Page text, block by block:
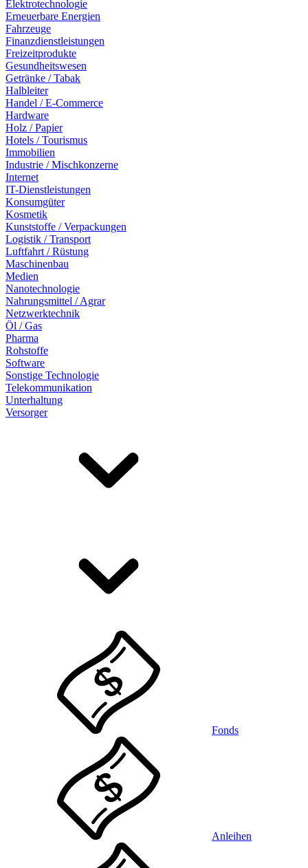
Elektrotechnologie
Erneuerbare Energien
Fahrzeuge
Finanzdienstleistungen
Freizeitprodukte
Gesundheitswesen
Getränke / Tabak
Halbleiter
Handel / E-Commerce
Hardware
Holz / Papier
Hotels / Tourismus
Immobilien
Industrie / Mischkonzerne
Internet
IT-Dienstleistungen
Konsumgüter
Kosmetik
Kunststoffe / Verpackungen
Logistik / Transport
Luftfahrt / Rüstung
Maschinenbau
Medien
Nanotechnologie
Nahrungsmittel / Agrar
Netzwerktechnik
Öl / Gas
Pharma
Rohstoffe
Software
Sonstige Technologie
Telekommunikation
Unterhaltung
Versorger
Fonds
Anleihen